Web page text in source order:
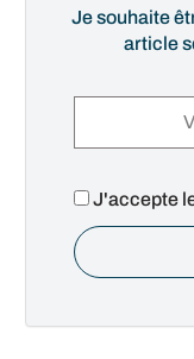
Je souhaite
article
J'accepte